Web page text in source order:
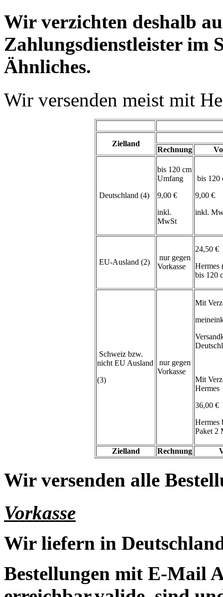
Wir verzichten deshalb
Zahlungsdienstleister im
Ähnliches.
Wir versenden meist mit
Zielland
Rechnung
Zielland Rechnung
Deutschland (4)
bis 120 cm
Umfang
9,00 €
inkl.
MwSt
bis 120
9,00 €
inkl.
EU-Ausland (2)
nur gegen
Vorkasse
24,50 €
Hermes
bis 120
Schweiz bzw.
nicht EU Ausland
(3)
nur gegen
Vorkasse
Mit
Mit
Hermes
36,00 €
Hermes
Paket 2
Wir versenden alle
Vorkasse
Wir liefern in
Bestellungen mit E-Mail